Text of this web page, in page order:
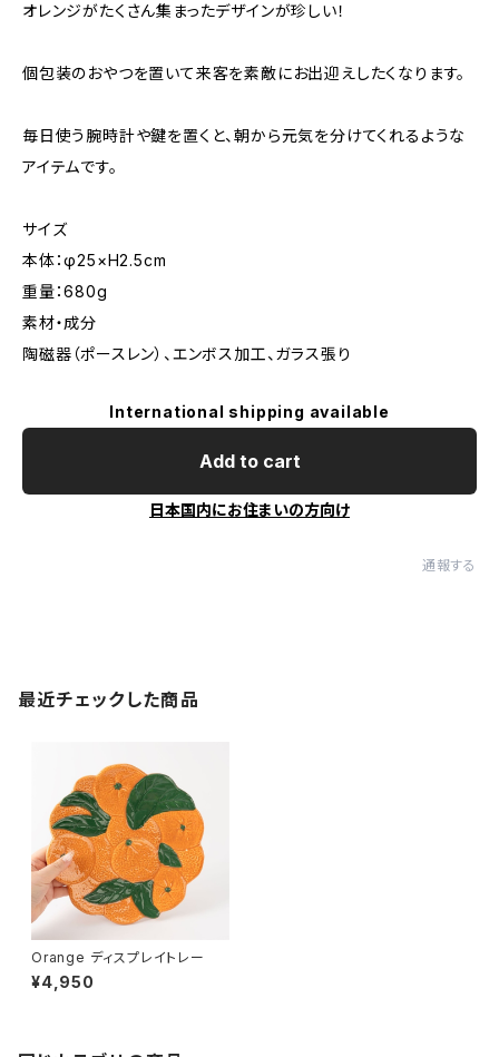
オレンジがたくさん集まったデザインが珍しい！
個包装のおやつを置いて来客を素敵にお出迎えしたくなります。
毎日使う腕時計や鍵を置くと、朝から元気を分けてくれるような
アイテムです。
サイズ
本体：φ25×H2.5cm
重量：680g
素材・成分
陶磁器（ポースレン）、エンボス加工、ガラス張り
International shipping available
Add to cart
日本国内にお住まいの方向け
通報する
最近チェックした商品
Orange ディスプレイトレー
¥4,950